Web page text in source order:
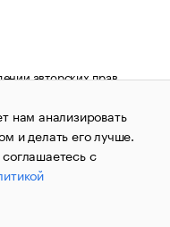
авторских прав
«РБК»
по надзору в сфере
массовых
за номером ИА
«РБК». Отдельные
нам анализировать
и делать его лучше.
с